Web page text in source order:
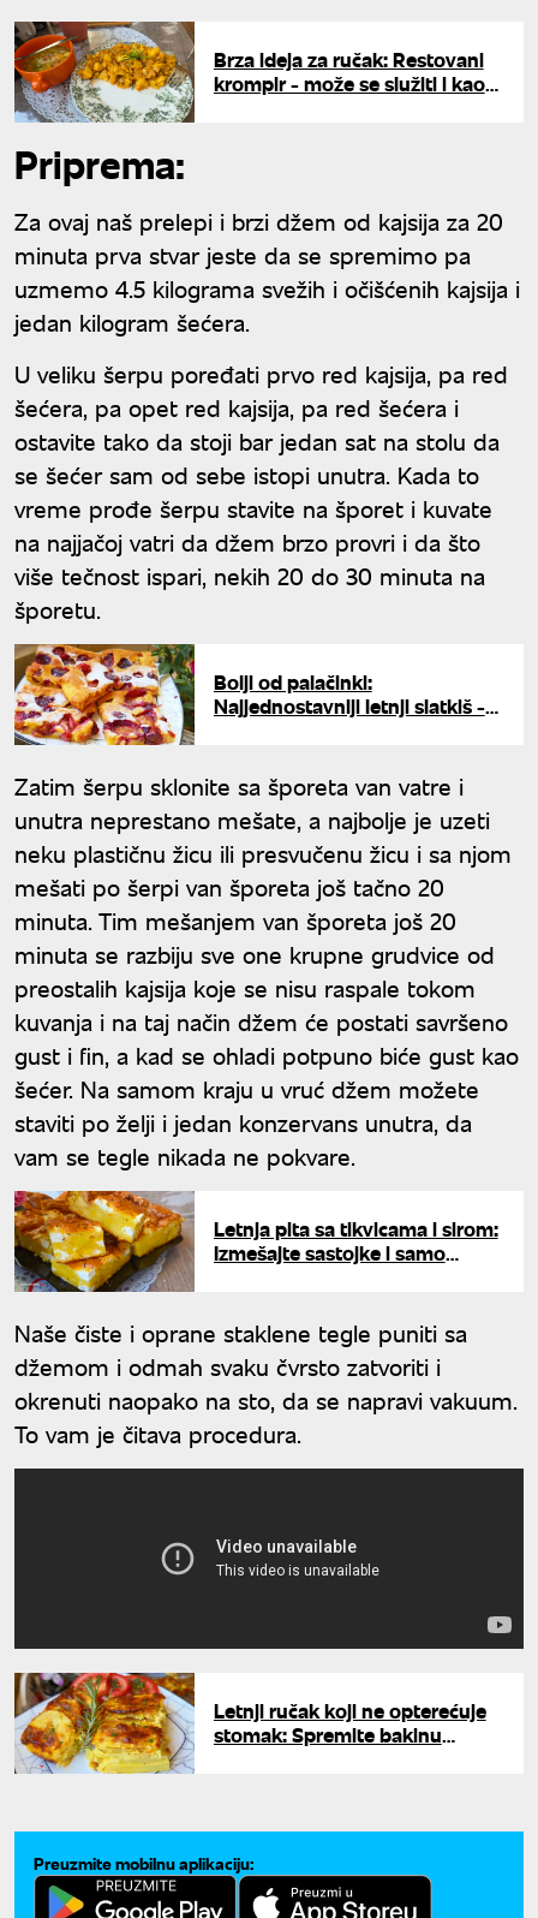
Brza ideja za ručak: Restovani
krompir - može se služiti i kao
Priprema:
Za ovaj naš prelepi i brzi džem od kajsija za 20
minuta prva stvar jeste da se spremimo pa
uzmemo 4.5 kilograma svežih i očišćenih kajsija i
jedan kilogram šećera.
U veliku šerpu poređati prvo red kajsija, pa red
šećera, pa opet red kajsija, pa red šećera i
ostavite tako da stoji bar jedan sat na stolu da
se šećer sam od sebe istopi unutra. Kada to
vreme prođe šerpu stavite na šporet i kuvate
na najjačoj vatri da džem brzo provri i da što
više tečnost ispari, nekih 20 do 30 minuta na
šporetu.
Bolji od palačinki:
Najjednostavniji letnji slatkiš -
Zatim šerpu sklonite sa šporeta van vatre i
unutra neprestano mešate, a najbolje je uzeti
neku plastičnu žicu ili presvučenu žicu i sa njom
mešati po šerpi van šporeta još tačno 20
minuta. Tim mešanjem van šporeta još 20
minuta se razbiju sve one krupne grudvice od
preostalih kajsija koje se nisu raspale tokom
kuvanja i na taj način džem će postati savršeno
gust i fin, a kad se ohladi potpuno biće gust kao
šećer. Na samom kraju u vruć džem možete
staviti po želji i jedan konzervans unutra, da
vam se tegle nikada ne pokvare.
Letnja pita sa tikvicama i sirom:
Izmešajte sastojke i samo
Naše čiste i oprane staklene tegle puniti sa
džemom i odmah svaku čvrsto zatvoriti i
okrenuti naopako na sto, da se napravi vakuum.
To vam je čitava procedura.
Letnji ručak koji ne opterećuje
stomak: Spremite bakinu
Preuzmite mobilnu aplikaciju: